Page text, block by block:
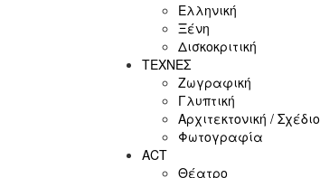
Ελληνική
Ξένη
Δισκοκριτική
ΤΕΧΝΕΣ
Ζωγραφική
Γλυπτική
Αρχιτεκτονική / Σχέδιο
Φωτογραφία
ACT
Θέατρο